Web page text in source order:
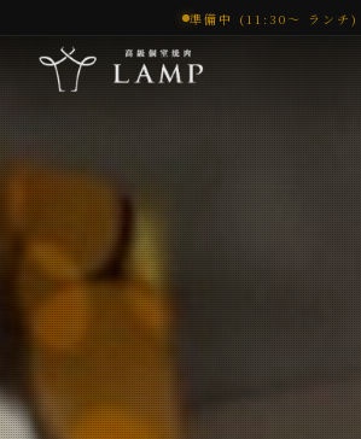
準備中 (11:30〜 ランチ)
コンセプト
体験
メニュー